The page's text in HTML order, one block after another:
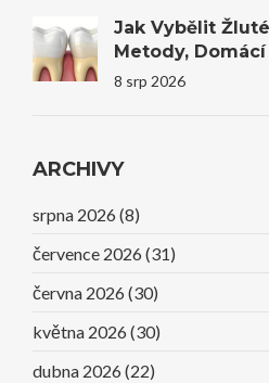
Jak Vybělit
Metody,
Profesionální
8 srp 2026
ARCHIVY
srpna 2026 (8)
července 2026 (31)
června 2026 (30)
května 2026 (30)
dubna 2026 (22)